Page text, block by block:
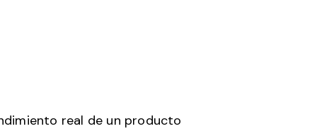
real de un producto